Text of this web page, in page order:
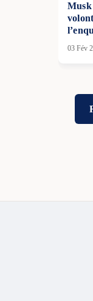
03 Fév